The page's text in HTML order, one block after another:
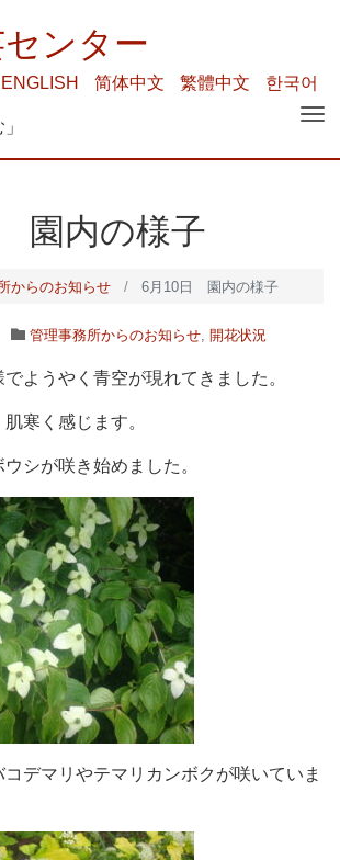
ンター
ENGLISH 简体中文 繁體中文 한국어
園内の様子
からのお知らせ 6月10日 園内の様子
管理事務所からのお知らせ, 開花状況
ようやく青空が現れてきました。
寒く感じます。
シが咲き始めました。
デマリやテマリカンボクが咲いていま